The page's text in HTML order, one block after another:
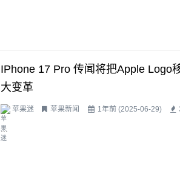
IPhone 17 Pro 传闻将把Apple Logo
大变革
苹果迷 苹果新闻 1年前 (2025-06-29)
...